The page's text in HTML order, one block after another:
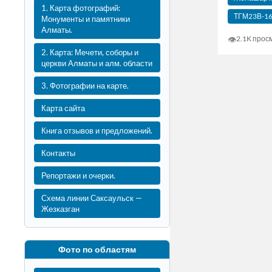
1. Карта фотографий:
Монументы и памятники
Алматы.
2. Карта: Мечети, соборы и
церкви Алматы и алм. области
3. Фотографии на карте.
Карта сайта
Книга отзывов и предложений.
Контакты
Репортажи и очерки.
Схема линии Саксаульск —
Жезказган
Фото по областям
ТГМ23В-
👁2.1K